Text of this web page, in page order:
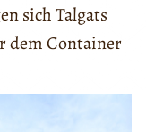
sich Talgats
dem Container